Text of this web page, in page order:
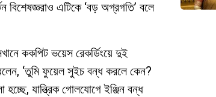
বিশেষজ্ঞরাও এটিকে ‘বড় অগ্রগতি’ বলে
ককপিট ভয়েস রেকর্ডিংয়ে দুই
‘তুমি ফুয়েল সুইচ বন্ধ করলে কেন?
যান্ত্রিক গোলযোগে ইঞ্জিন বন্ধ